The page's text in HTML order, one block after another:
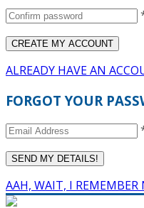
ALREADY HAVE AN
FORGOT YOUR
AAH, WAIT, I REMEMBER